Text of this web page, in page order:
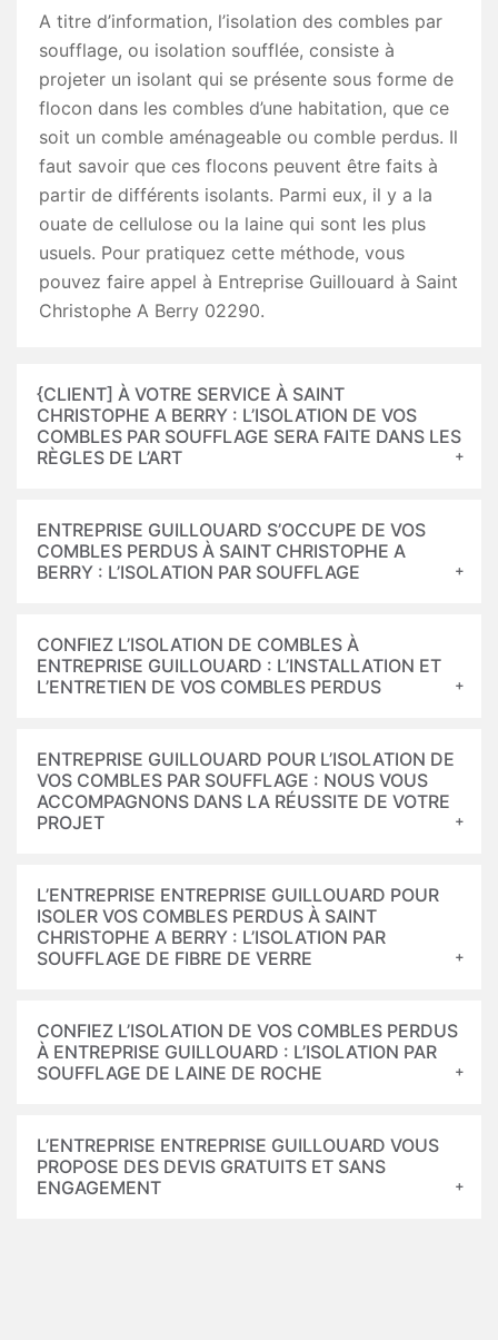
A titre d’information, l’isolation des combles par
soufflage, ou isolation soufflée, consiste à
projeter un isolant qui se présente sous forme de
flocon dans les combles d’une habitation, que ce
soit un comble aménageable ou comble perdus. Il
faut savoir que ces flocons peuvent être faits à
partir de différents isolants. Parmi eux, il y a la
ouate de cellulose ou la laine qui sont les plus
usuels. Pour pratiquez cette méthode, vous
pouvez faire appel à Entreprise Guillouard à Saint
Christophe A Berry 02290.
{CLIENT] À VOTRE SERVICE À SAINT
CHRISTOPHE A BERRY : L’ISOLATION DE VOS
COMBLES PAR SOUFFLAGE SERA FAITE DANS LES
RÈGLES DE L’ART
ENTREPRISE GUILLOUARD S’OCCUPE DE VOS
COMBLES PERDUS À SAINT CHRISTOPHE A
BERRY : L’ISOLATION PAR SOUFFLAGE
CONFIEZ L’ISOLATION DE COMBLES À
ENTREPRISE GUILLOUARD : L’INSTALLATION ET
L’ENTRETIEN DE VOS COMBLES PERDUS
ENTREPRISE GUILLOUARD POUR L’ISOLATION DE
VOS COMBLES PAR SOUFFLAGE : NOUS VOUS
ACCOMPAGNONS DANS LA RÉUSSITE DE VOTRE
PROJET
L’ENTREPRISE ENTREPRISE GUILLOUARD POUR
ISOLER VOS COMBLES PERDUS À SAINT
CHRISTOPHE A BERRY : L’ISOLATION PAR
SOUFFLAGE DE FIBRE DE VERRE
CONFIEZ L’ISOLATION DE VOS COMBLES PERDUS
À ENTREPRISE GUILLOUARD : L’ISOLATION PAR
SOUFFLAGE DE LAINE DE ROCHE
L’ENTREPRISE ENTREPRISE GUILLOUARD VOUS
PROPOSE DES DEVIS GRATUITS ET SANS
ENGAGEMENT